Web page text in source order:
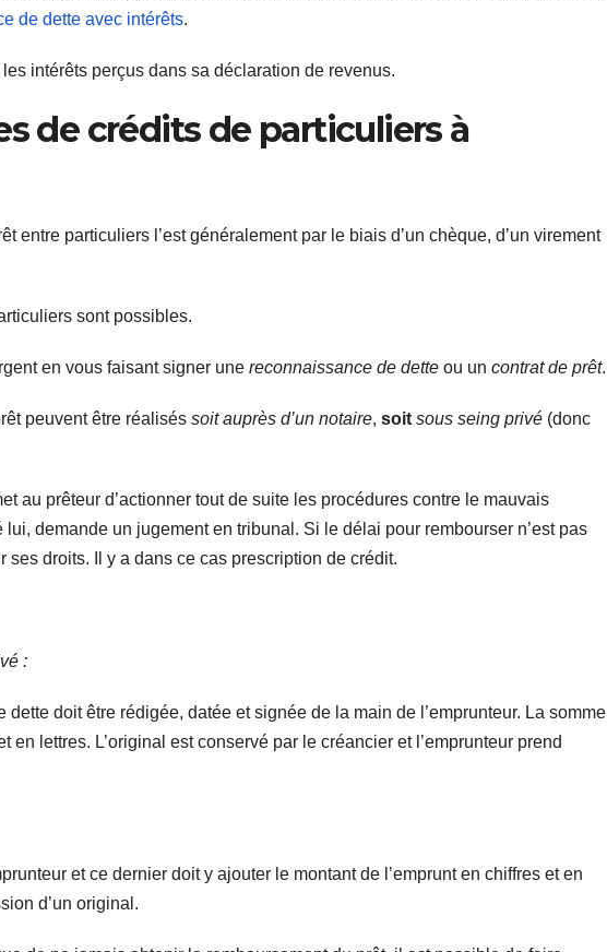
de dette avec intérêts.
intérêts perçus dans sa déclaration de revenus.
de crédits de particuliers à
entre particuliers l’est généralement par le biais d’un chèque, d’un virement
sont possibles.
en vous faisant signer une reconnaissance de dette ou un contrat de prêt.
peuvent être réalisés soit auprès d’un notaire, soit sous seing privé (donc
au prêteur d’actionner tout de suite les procédures contre le mauvais
demande un jugement en tribunal. Si le délai pour rembourser n’est pas
droits. Il y a dans ce cas prescription de crédit.
:
doit être rédigée, datée et signée de la main de l’emprunteur. La somme
en lettres. L’original est conservé par le créancier et l’emprunteur prend
et ce dernier doit y ajouter le montant de l’emprunt en chiffres et en
d’un original.